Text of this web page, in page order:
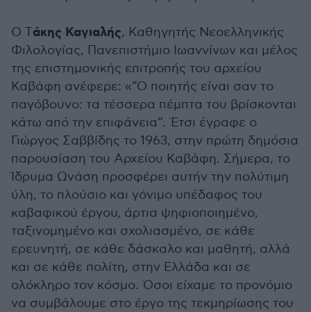
Ο Τάκης Καγιαλής, Καθηγητής Νεοελληνικής
Φιλολογίας, Πανεπιστήμιο Ιωαννίνων και μέλος
της επιστημονικής επιτροπής του αρχείου
Καβάφη ανέφερε: «”Ο ποιητής είναι σαν το
παγόβουνο: τα τέσσερα πέμπτα του βρίσκονται
κάτω από την επιφάνεια”. Έτσι έγραφε ο
Γιώργος Σαββίδης το 1963, στην πρώτη δημόσια
παρουσίαση του Αρχείου Καβάφη. Σήμερα, το
Ίδρυμα Ωνάση προσφέρει αυτήν την πολύτιμη
ύλη, το πλούσιο και γόνιμο υπέδαφος του
καβαφικού έργου, άρτια ψηφιοποιημένο,
ταξινομημένο και σχολιασμένο, σε κάθε
ερευνητή, σε κάθε δάσκαλο και μαθητή, αλλά
και σε κάθε πολίτη, στην Ελλάδα και σε
ολόκληρο τον κόσμο. Όσοι είχαμε το προνόμιο
να συμβάλουμε στο έργο της τεκμηρίωσης του